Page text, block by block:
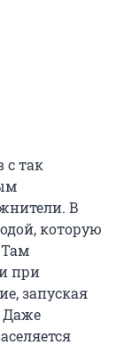
с так
В
которую
при
запуская
Даже